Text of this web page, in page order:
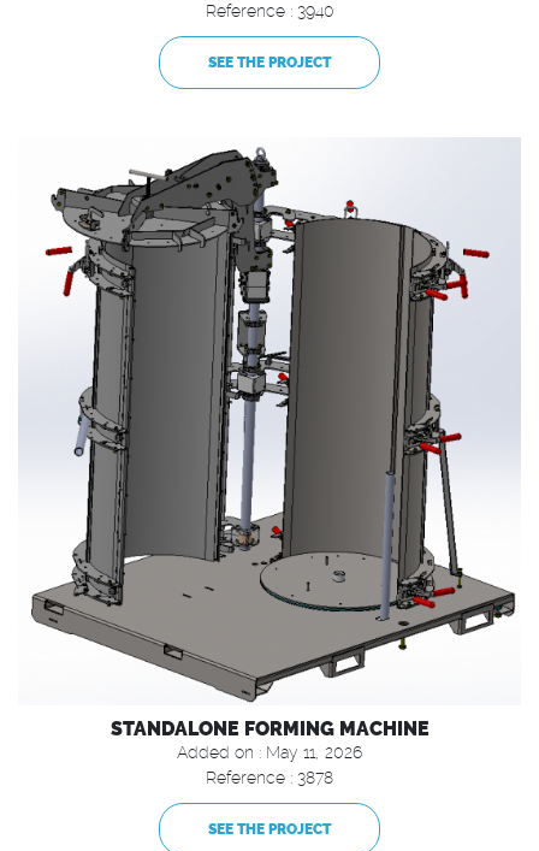
Reference : 3940
SEE THE PROJECT
STANDALONE FORMING MACHINE
Added on : May 11, 2026
Reference : 3878
SEE THE PROJECT